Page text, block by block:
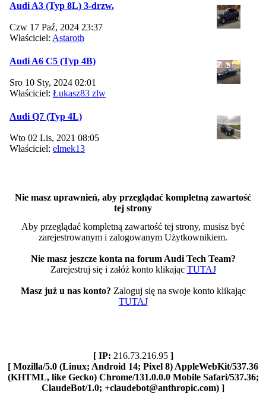
Audi A3 (Typ 8L) 3-drzw.
Czw 17 Paź, 2024 23:37
Właściciel: Astaroth
Audi A6 C5 (Typ 4B)
Sro 10 Sty, 2024 02:01
Właściciel: Łukasz83 zlw
Audi Q7 (Typ 4L)
Wto 02 Lis, 2021 08:05
Właściciel: elmek13
Nie masz uprawnień, aby przeglądać kompletną zawartość
tej strony
Aby przeglądać kompletną zawartość tej strony, musisz być
zarejestrowanym i zalogowanym Użytkownikiem.
Nie masz jeszcze konta na forum Audi Tech Team?
Zarejestruj się i załóż konto klikając TUTAJ
Masz już u nas konto? Zaloguj się na swoje konto klikając
TUTAJ
[ IP: 216.73.216.95 ]
[ Mozilla/5.0 (Linux; Android 14; Pixel 8) AppleWebKit/537.36
(KHTML, like Gecko) Chrome/131.0.0.0 Mobile Safari/537.36;
ClaudeBot/1.0; +claudebot@anthropic.com) ]